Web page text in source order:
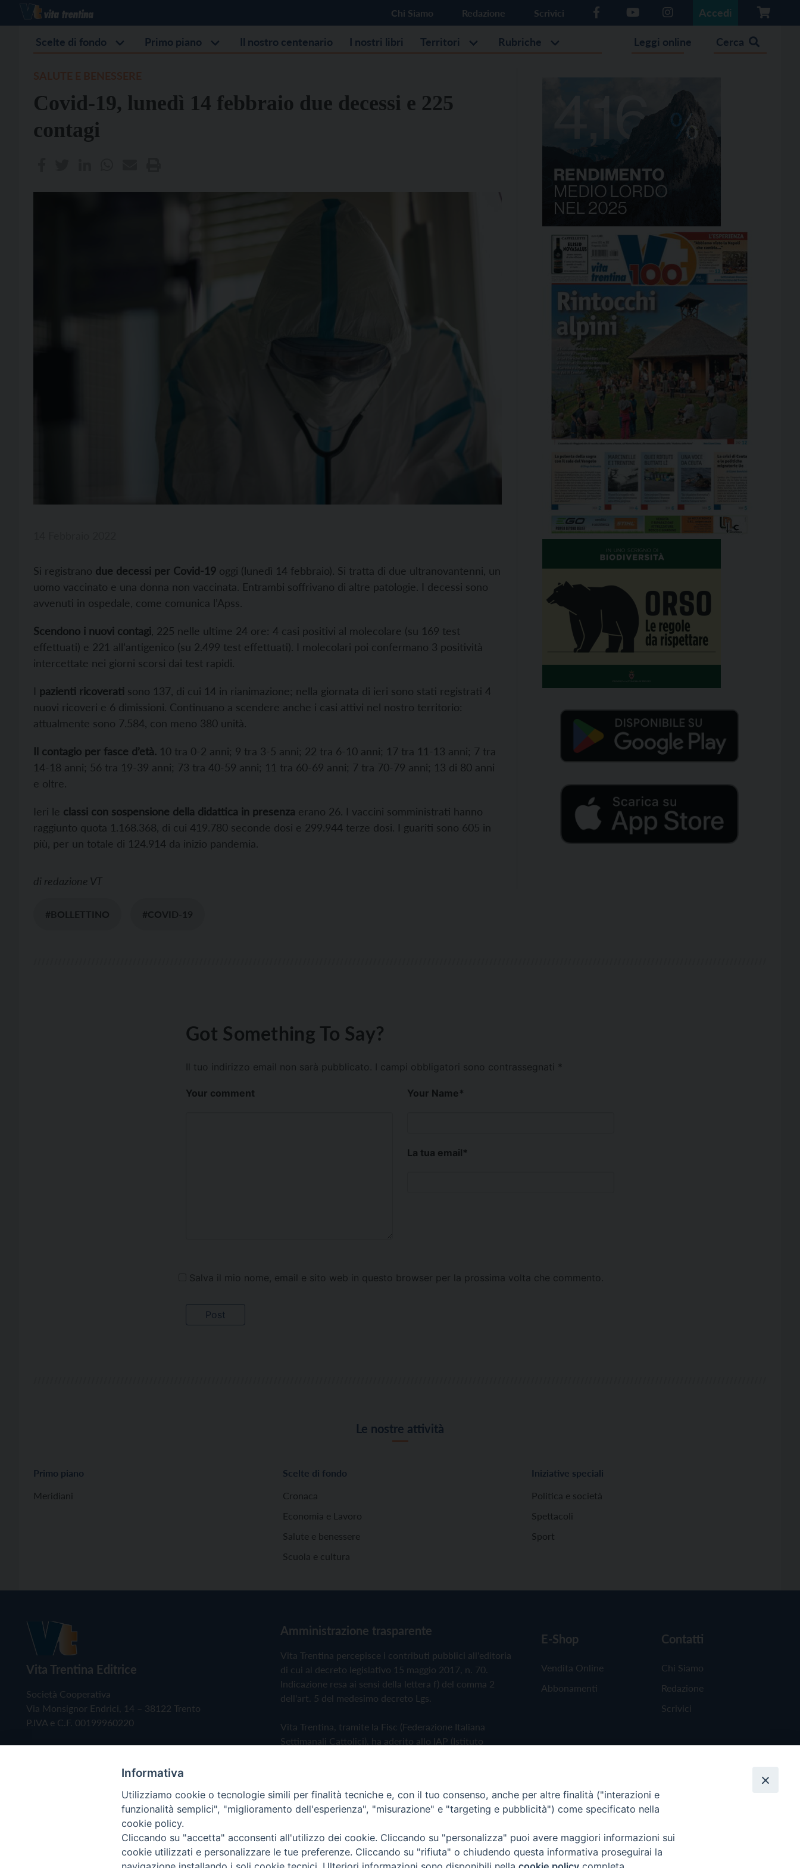
Chi Siamo Redazione Scrivici Accedi
Scelte di fondo Primo piano Il nostro centenario I nostri libri Territori Rubriche Leggi online Cerca
Covid-19, lunedì 14 febbraio due decessi e 225
contagi
Si registrano due decessi per Covid-19 oggi (lunedì 14 febbraio). Si tratta di due ultranovantenni, un
uomo vaccinato e una donna non vaccinata. Entrambi soffrivano di altre patologie. I decessi sono
avvenuti in ospedale, come comunica l’Apss.
Scendono i nuovi contagi , 225 nelle ultime 24 ore: 4 casi positivi al molecolare (su 169 test
effettuati) e 221 all’antigenico (su 2.499 test effettuati). I molecolari poi confermano 3 positività
intercettate nei giorni scorsi dai test rapidi.
I pazienti ricoverati sono 137, di cui 14 in rianimazione; nella giornata di ieri sono stati registrati 4
nuovi ricoveri e 6 dimissioni. Continuano a scendere anche i casi attivi nel nostro territorio:
attualmente sono 7.584, con meno 380 unità.
Il contagio per fasce d’età. 10 tra 0-2 anni; 9 tra 3-5 anni; 22 tra 6-10 anni; 17 tra 11-13 anni; 7 tra
14-18 anni; 56 tra 19-39 anni; 73 tra 40-59 anni; 11 tra 60-69 anni; 7 tra 70-79 anni; 13 di 80 anni
e oltre.
Ieri le classi con sospensione della didattica in presenza erano 26. I vaccini somministrati hanno
raggiunto quota 1.168.368, di cui 419.780 seconde dosi e 299.944 terze dosi. I guariti sono 605 in
più, per un totale di 124.914 da inizio pandemia.
di redazione VT
#BOLLETTINO #COVID-19
Got Something To Say?
Il tuo indirizzo email non sarà pubblicato. I campi obbligatori sono contrassegnati *
Your comment Your Name*
La tua email*
Salva il mio nome, email e sito web in questo browser per la prossima volta che commento.
Le nostre attività
Primo piano
Meridiani
Scelte di fondo
Cronaca
Economia e Lavoro
Salute e benessere
Scuola e cultura
Iniziative speciali
Politica e società
Spettacoli
Sport
Vita Trentina Editrice
Società Cooperativa
Via Monsignor Endrici, 14 – 38122 Trento
P.IVA e C.F. 00199960220
Amministrazione trasparente
Vita Trentina percepisce i contributi pubblici all'editoria
di cui al decreto legislativo 15 maggio 2017, n. 70.
Indicazione resa ai sensi della lettera f) del comma 2
dell'art. 5 del medesimo decreto Lgs.
Vita Trentina, tramite la Fisc (Federazione Italiana
Settimanali Cattolici), ha aderito allo IAP (Istituto
Privacy Policy Cookie Policy
E-Shop
Vendita Online
Abbonamenti
Contatti
Chi Siamo
Redazione
Scrivici
Copyright © 2019 - Tutti i diritti riservati - Vita Trentina Editrice
Informativa
Utilizziamo cookie o tecnologie simili per finalità tecniche e, con il tuo consenso, anche per altre finalità ("interazioni e
funzionalità semplici", "miglioramento dell'esperienza", "misurazione" e "targeting e pubblicità") come specificato nella
cookie policy.
Cliccando su "accetta" acconsenti all'utilizzo dei cookie. Cliccando su "personalizza" puoi avere maggiori informazioni sui
cookie utilizzati e personalizzare le tue preferenze. Cliccando su "rifiuta" o chiudendo questa informativa proseguirai la